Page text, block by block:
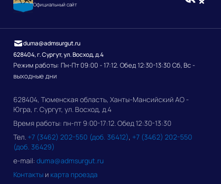
Официальный сайт
628404, г. Сургут, ул. Восход, д.4
Режим работы: Пн-Пт 09:00 - 17:12. Обед 12:30-13:30 Сб, Вс -
выходные дни
duma@admsurgut.ru
628404, Тюменская область, Ханты-Мансийский АО -
Югра, г. Сургут, ул. Восход, д.4
Время работы: пн-пт 9:00-17:12. Обед 12:30-13:30
Тел. +7 (3462) 202-550 (доб. 36412), +7 (3462) 202-550
(доб. 36429)
e-mail: duma@admsurgut.ru
Контакты и карта проезда